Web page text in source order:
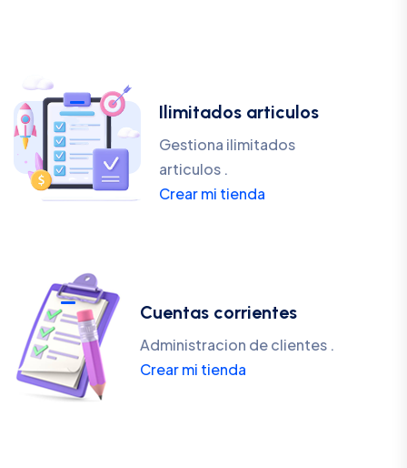
Ilimitados articulos
Gestiona ilimitados
articulos .
Crear mi tienda
Cuentas corrientes
Administracion de clientes .
Crear mi tienda